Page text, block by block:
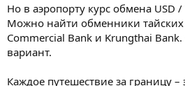
Но в аэропорту курс обмена USD
Можно найти обменники тайских
Commercial Bank и Krungthai
вариант.
Каждое путешествие за границу